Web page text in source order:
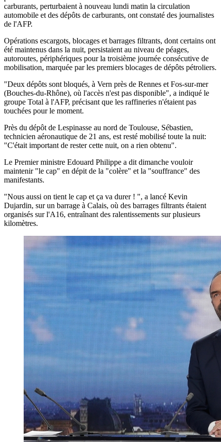
carburants, perturbaient à nouveau lundi matin la circulation
automobile et des dépôts de carburants, ont constaté des journalistes
de l'AFP.
Opérations escargots, blocages et barrages filtrants, dont certains ont
été maintenus dans la nuit, persistaient au niveau de péages,
autoroutes, périphériques pour la troisième journée consécutive de
mobilisation, marquée par les premiers blocages de dépôts pétroliers.
"Deux dépôts sont bloqués, à Vern près de Rennes et Fos-sur-mer
(Bouches-du-Rhône), où l'accès n'est pas disponible", a indiqué le
groupe Total à l'AFP, précisant que les raffineries n'étaient pas
touchées pour le moment.
Près du dépôt de Lespinasse au nord de Toulouse, Sébastien,
technicien aéronautique de 21 ans, est resté mobilisé toute la nuit:
"C'était important de rester cette nuit, on a rien obtenu".
Le Premier ministre Edouard Philippe a dit dimanche vouloir
maintenir "le cap" en dépit de la "colère" et la "souffrance" des
manifestants.
"Nous aussi on tient le cap et ça va durer ! ", a lancé Kevin
Dujardin, sur un barrage à Calais, où des barrages filtrants étaient
organisés sur l'A16, entraînant des ralentissements sur plusieurs
kilomètres.